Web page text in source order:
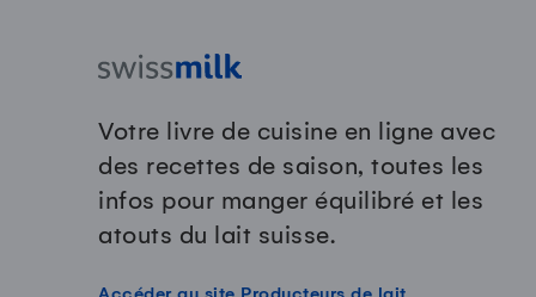
Votre livre de cuisine en ligne avec
des recettes de saison, toutes les
infos pour manger équilibré et les
atouts du lait suisse.